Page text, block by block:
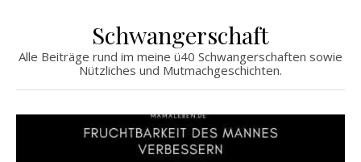
Schwangerschaft
Alle Beiträge rund im meine ü40 Schwangerschaften sowie
Nützliches und Mutmachgeschichten.